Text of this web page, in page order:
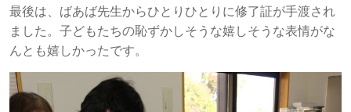
最後は、ばあば先生からひとりひとりに修了証が手渡され
ました。子どもたちの恥ずかしそうな嬉しそうな表情がな
んとも嬉しかったです。